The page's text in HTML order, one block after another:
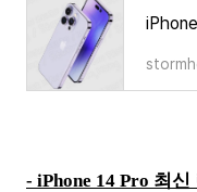
- iPhone 14 Pro 최